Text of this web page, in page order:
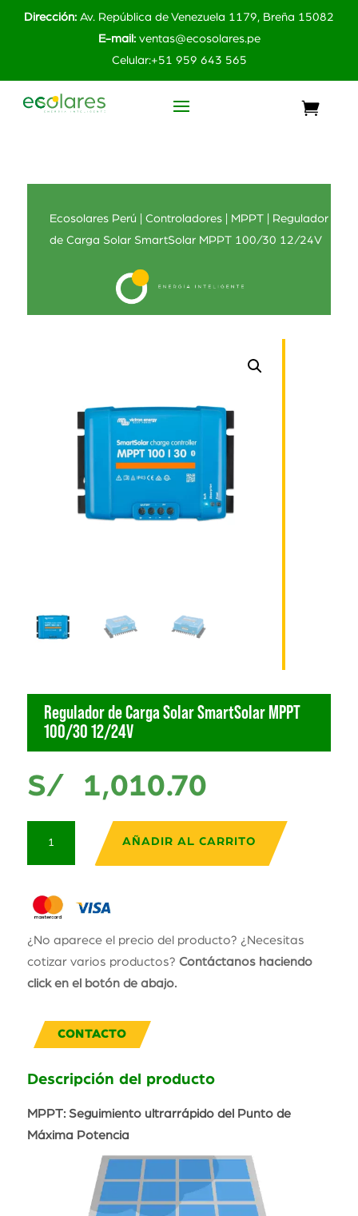
Dirección: Av. República de Venezuela 1179, Breña 15082
E-mail: ventas@ecosolares.pe
Celular:+51 959 643 565
Ecosolares Perú Controladores| MPPT| Regulador
de Carga Solar SmartSolar MPPT 100/30 12/24V
Regulador de Carga Solar SmartSolar MPPT
100/30 12/24V
S/1,010.70
Solar
SmartSolar
MPPT
100/30
12/24V
AÑADIR AL CARRITO
¿No aparece el precio del producto? ¿Necesitas
cotizar varios productos? Contáctanos haciendo
click en el botón de abajo.
CONTACTO
Descripción del producto
MPPT: Seguimiento ultrarrápido del Punto de
Máxima Potencia